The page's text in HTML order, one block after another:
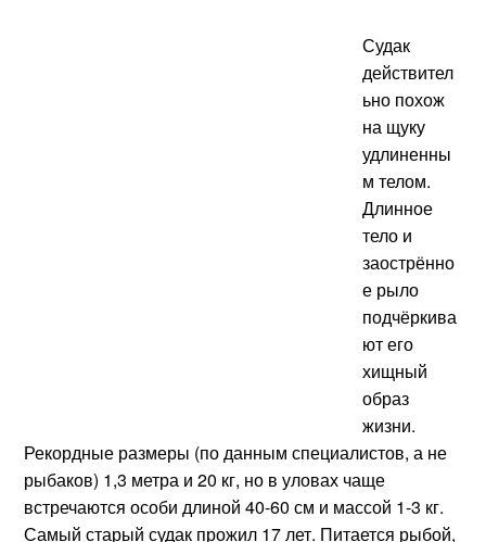
Судак
действител
ьно похож
на щуку
удлиненны
м телом.
Длинное
тело и
заострённо
е рыло
подчёркива
ют его
хищный
образ
жизни.
Рекордные размеры (по данным специалистов, а не
рыбаков) 1,3 метра и 20 кг, но в уловах чаще
встречаются особи длиной 40-60 см и массой 1-3 кг.
Самый старый судак прожил 17 лет. Питается рыбой,